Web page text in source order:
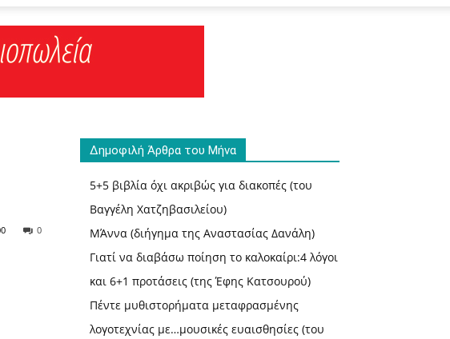
0
Δημοφιλή Άρθρα του Μήνα
5+5 βιβλία όχι ακριβώς για διακοπές (του
Βαγγέλη Χατζηβασιλείου)
ΜΆννα (διήγημα της Αναστασίας Δανάλη)
Γιατί να διαβάσω ποίηση το καλοκαίρι:4 λόγοι
και 6+1 προτάσεις (της Έφης Κατσουρού)
Πέντε μυθιστορήματα μεταφρασμένης
λογοτεχνίας με…μουσικές ευαισθησίες (του